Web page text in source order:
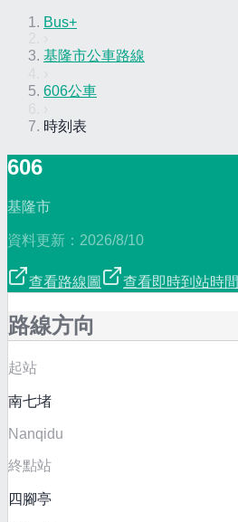
Bus+
基隆市公車路線
606公車
時刻表
606
基隆市
資料更新： 2026/8/10
查看路線圖 查看即時到站時間
路線方向
起站
南七堵
Nanqidu
終點站
四腳亭